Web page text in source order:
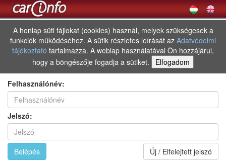
A honlap süti fájlokat (cookies) használ, melyek szükségesek a
funkciók működéséhez. A sütik részletes leírását az Adatvédelmi
tájékoztató tartalmazza. A weblap használatával Ön hozzájárul,
hogy a böngészője fogadja a sütiket.
Elfogadom
Felhasználónév:
Jelszó:
Belépés Új / Elfelejtett jelszó